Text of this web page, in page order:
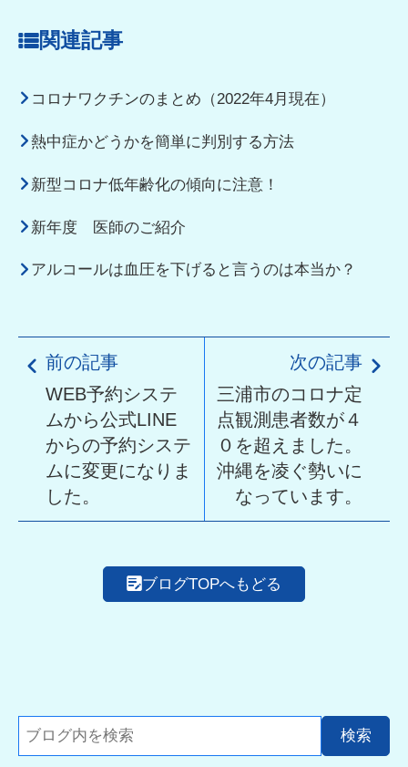
関連記事
コロナワクチンのまとめ（2022年4月現在）
熱中症かどうかを簡単に判別する方法
新型コロナ低年齢化の傾向に注意！
新年度 医師のご紹介
アルコールは血圧を下げると言うのは本当か？
前の記事
WEB予約システ
ムから公式LINE
からの予約システ
ムに変更になりま
した。
次の記事
三浦市のコロナ定
点観測患者数が４
０を超えました。
沖縄を凌ぐ勢いに
なっています。
ブログTOPへもどる